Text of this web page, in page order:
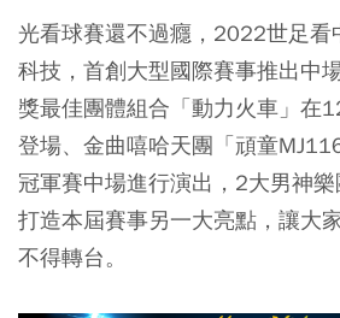
光看球賽還不過癮，2022世足看
科技，首創大型國際賽事推出中
獎最佳團體組合「動力火車」在
登場、金曲嘻哈天團「頑童
冠軍賽中場進行演出，2大男神樂
打造本屆賽事另一大亮點，讓大
不得轉台。